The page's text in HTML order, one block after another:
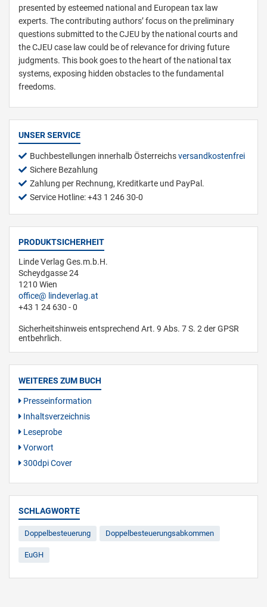
presented by esteemed national and European tax law
experts. The contributing authors’ focus on the preliminary
questions submitted to the CJEU by the national courts and
the CJEU case law could be of relevance for driving future
judgments. This book goes to the heart of the national tax
systems, exposing hidden obstacles to the fundamental
freedoms.
UNSER SERVICE
Buchbestellungen innerhalb Österreichsversandkostenfrei
Sichere Bezahlung
Zahlung per Rechnung, Kreditkarte und PayPal.
Service Hotline: +43 1 246 30-0
PRODUKTSICHERHEIT
Linde Verlag Ges.m.b.H.
Scheydgasse 24
1210 Wien
office
lindeverlag.at
+43 1 24 630 - 0
Sicherheitshinweis entsprechend Art. 9 Abs. 7 S. 2 der GPSR
entbehrlich.
WEITERES ZUM BUCH
Presseinformation
Inhaltsverzeichnis
Leseprobe
Vorwort
300dpi Cover
SCHLAGWORTE
Doppelbesteuerung Doppelbesteuerungsabkommen
EuGH